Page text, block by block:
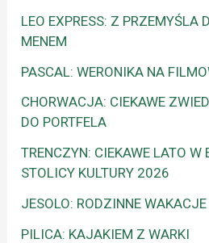
LEO EXPRESS: Z PRZEMYŚLA
MENEM
PASCAL: WERONIKA NA
CHORWACJA: CIEKAWE
DO PORTFELA
TRENCZYN: CIEKAWE LATO W
STOLICY KULTURY 2026
JESOLO: RODZINNE
PILICA: KAJAKIEM Z WARKI